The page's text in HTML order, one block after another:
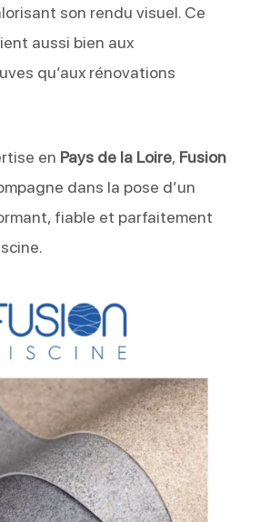
son rendu visuel. Ce
aussi bien aux
qu’aux rénovations
en Pays de la Loire, Fusion
dans la pose d’un
fiable et parfaitement